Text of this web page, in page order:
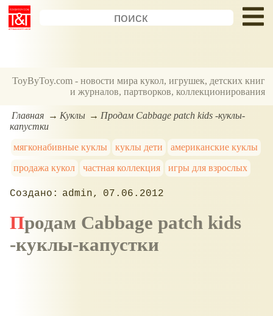
ToyByToy.com - новости мира кукол, игрушек, детских книг
и журналов, партворков, коллекционирования
Главная Куклы
Продам Cabbage patch kids -куклы-
капустки
мягконабивные куклы
куклы дети
американские куклы
продажа кукол
частная коллекция игры для взрослых
admin 07.06.2012
Продам Cabbage patch kids
-куклы-капустки